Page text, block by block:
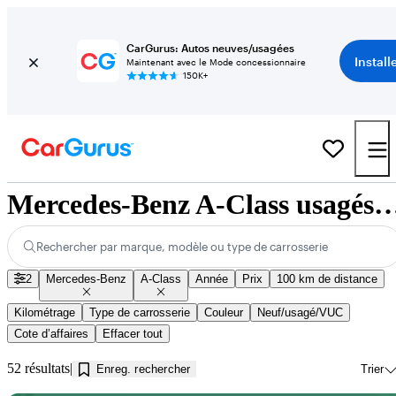
CarGurus: Autos neuves/usagées
Maintenant avec le Mode concessionnaire
150K+
Mercedes-Benz A-Class
Rechercher par marque, modèle ou type de carrosserie
2 Mercedes-Benz A-Class Année Prix 100 km de distance
Kilométrage Type de carrosserie Couleur
Neuf/usagé/VUC
Cote d’affaires
Effacer tout
52 résultats Enreg. rechercher Trier